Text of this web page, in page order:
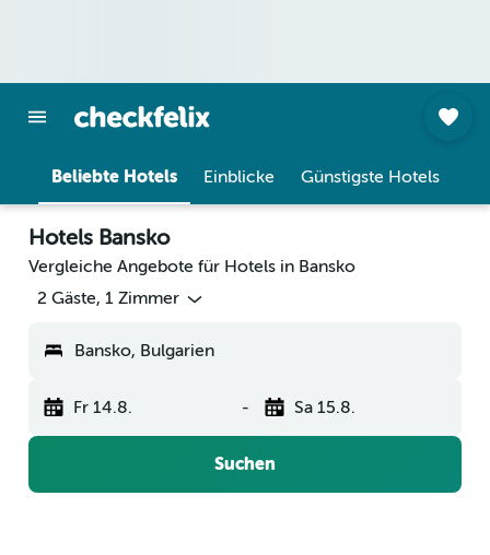
Beliebte Hotels Einblicke Günstigste Hotels
Hotels Bansko
Vergleiche Angebote für Hotels in Bansko
2 Gäste, 1 Zimmer
Bansko, Bulgarien
Fr 14.8. - Sa 15.8.
Suchen